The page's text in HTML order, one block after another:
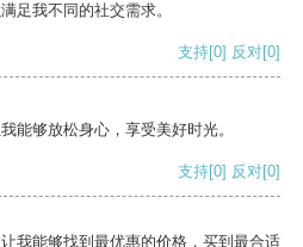
足我不同的社交需求。
支持[0] 反对[0]
能够放松身心，享受美好时光。
支持[0] 反对[0]
我能够找到最优惠的价格，买到最合适